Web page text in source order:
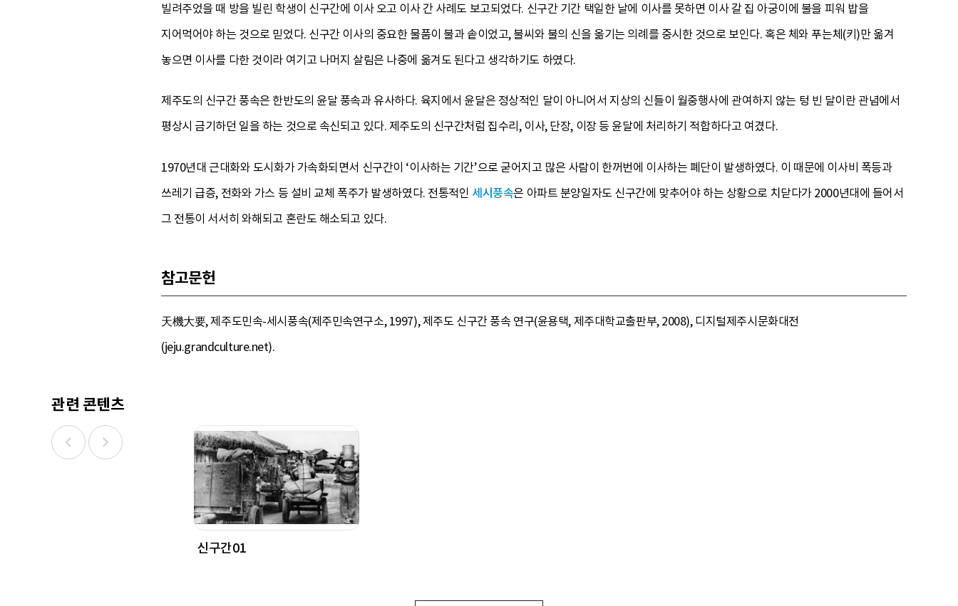
빌려주었을 때 방을 빌린 학생이 신구간에 이사 오고 이사 간 사례도 보고되었다. 신구간 기간 택일한 날에 이사를 못하면 이사 갈 집 아궁이에 불을 피워 밥을
지어먹어야 하는 것으로 믿었다. 신구간 이사의 중요한 물품이 불과 솥이었고, 불씨와 불의 신을 옮기는 의례를 중시한 것으로 보인다. 혹은 체와 푸는체(키)만 옮겨
놓으면 이사를 다한 것이라 여기고 나머지 살림은 나중에 옮겨도 된다고 생각하기도 하였다.
제주도의 신구간 풍속은 한반도의 윤달 풍속과 유사하다. 육지에서 윤달은 정상적인 달이 아니어서 지상의 신들이 월중행사에 관여하지 않는 텅 빈 달이란 관념에서
평상시 금기하던 일을 하는 것으로 속신되고 있다. 제주도의 신구간처럼 집수리, 이사, 단장, 이장 등 윤달에 처리하기 적합하다고 여겼다.
1970년대 근대화와 도시화가 가속화되면서 신구간이 ‘이사하는 기간’으로 굳어지고 많은 사람이 한꺼번에 이사하는 폐단이 발생하였다. 이 때문에 이사비 폭등과
쓰레기 급증, 전화와 가스 등 설비 교체 폭주가 발생하였다. 전통적인 세시풍속은 아파트 분양일자도 신구간에 맞추어야 하는 상황으로 치닫다가 2000년대에 들어서
그 전통이 서서히 와해되고 혼란도 해소되고 있다.
참고문헌
天機大要, 제주도민속-세시풍속(제주민속연구소, 1997), 제주도 신구간 풍속 연구(윤용택, 제주대학교출판부, 2008), 디지털제주시문화대전
(jeju.grandculture.net).
관련 콘텐츠
신구간01